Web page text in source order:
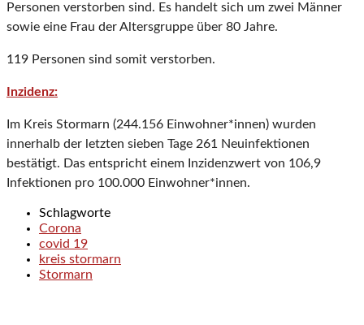
Personen verstorben sind. Es handelt sich um zwei Männer
sowie eine Frau der Altersgruppe über 80 Jahre.
119 Personen sind somit verstorben.
Inzidenz:
Im Kreis Stormarn (244.156 Einwohner*innen) wurden
innerhalb der letzten sieben Tage 261 Neuinfektionen
bestätigt. Das entspricht einem Inzidenzwert von 106,9
Infektionen pro 100.000 Einwohner*innen.
Schlagworte
Corona
covid 19
kreis stormarn
Stormarn